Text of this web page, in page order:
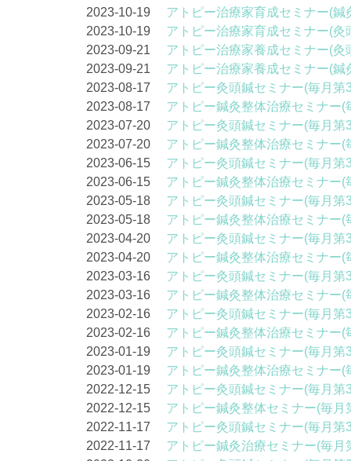
2023-10-19 アトピー治療家育成セミナー(鍼
2023-10-19 アトピー治療家育成セミナー(灸
2023-09-21 アトピー治療家養成セミナー(灸
2023-09-21 アトピー治療家養成セミナー(鍼
2023-08-17 アトピー灸頭鍼セミナー(毎月第
2023-08-17 アトピー鍼灸整体治療セミナー(
2023-07-20 アトピー灸頭鍼セミナー(毎月第
2023-07-20 アトピー鍼灸整体治療セミナー(
2023-06-15 アトピー灸頭鍼セミナー(毎月第
2023-06-15 アトピー鍼灸整体治療セミナー(
2023-05-18 アトピー灸頭鍼セミナー(毎月第
2023-05-18 アトピー鍼灸整体治療セミナー(
2023-04-20 アトピー灸頭鍼セミナー(毎月第
2023-04-20 アトピー鍼灸整体治療セミナー(
2023-03-16 アトピー灸頭鍼セミナー(毎月第
2023-03-16 アトピー鍼灸整体治療セミナー(
2023-02-16 アトピー灸頭鍼セミナー(毎月第
2023-02-16 アトピー鍼灸整体治療セミナー(
2023-01-19 アトピー灸頭鍼セミナー(毎月第
2023-01-19 アトピー鍼灸整体治療セミナー(
2022-12-15 アトピー灸頭鍼セミナー(毎月第
2022-12-15 アトピー鍼灸整体セミナー(毎月
2022-11-17 アトピー灸頭鍼セミナー(毎月第
2022-11-17 アトピー鍼灸治療セミナー(毎月